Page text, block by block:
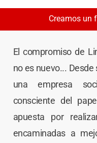
Creamos un
El compromiso de
no es nuevo...
una empresa
consciente del
apuesta por
encaminadas a